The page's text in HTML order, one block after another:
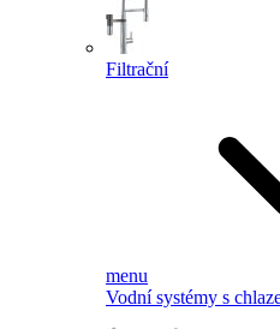
Filtrační
menu
Vodní systémy s